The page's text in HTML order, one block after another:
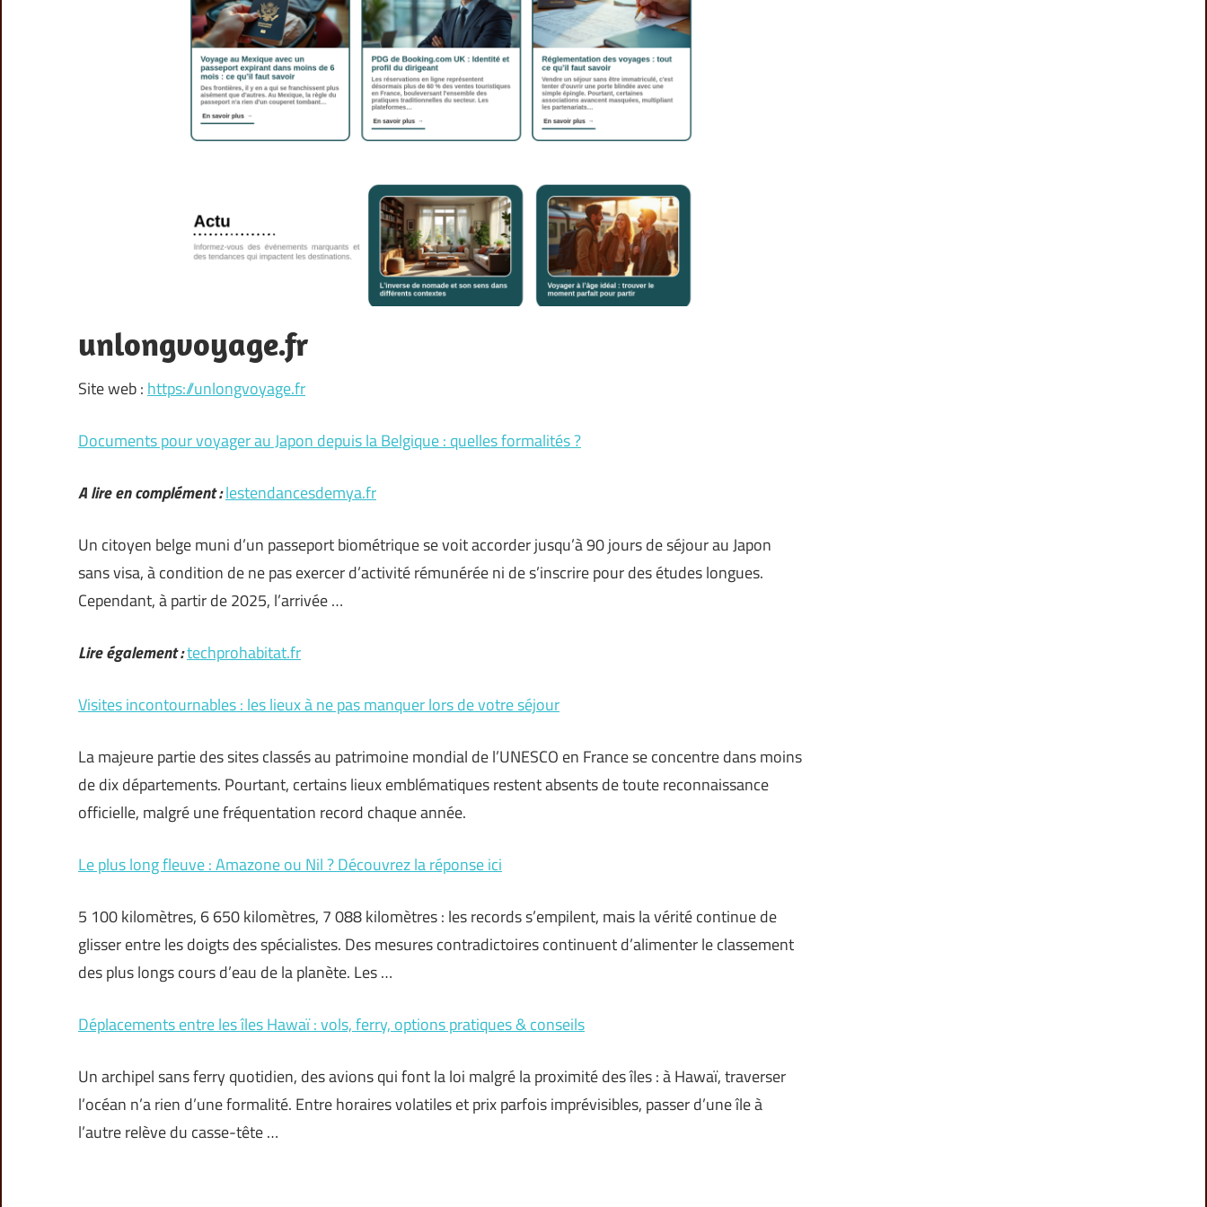
unlongvoyage.fr
Site web : https://unlongvoyage.fr
Documents pour voyager au Japon depuis la Belgique : quelles formalités ?
A lire en complément :lestendancesdemya.fr
Un citoyen belge muni d’un passeport biométrique se voit accorder jusqu’à 90 jours de séjour au Japon
sans visa, à condition de ne pas exercer d’activité rémunérée ni de s’inscrire pour des études longues.
Cependant, à partir de 2025, l’arrivée …
Lire également :techprohabitat.fr
Visites incontournables : les lieux à ne pas manquer lors de votre séjour
La majeure partie des sites classés au patrimoine mondial de l’UNESCO en France se concentre dans moins
de dix départements. Pourtant, certains lieux emblématiques restent absents de toute reconnaissance
officielle, malgré une fréquentation record chaque année.
Le plus long fleuve : Amazone ou Nil ? Découvrez la réponse ici
5 100 kilomètres, 6 650 kilomètres, 7 088 kilomètres : les records s’empilent, mais la vérité continue de
glisser entre les doigts des spécialistes. Des mesures contradictoires continuent d’alimenter le classement
des plus longs cours d’eau de la planète. Les …
Déplacements entre les îles Hawaï : vols, ferry, options pratiques & conseils
Un archipel sans ferry quotidien, des avions qui font la loi malgré la proximité des îles : à Hawaï, traverser
l’océan n’a rien d’une formalité. Entre horaires volatiles et prix parfois imprévisibles, passer d’une île à
l’autre relève du casse-tête …